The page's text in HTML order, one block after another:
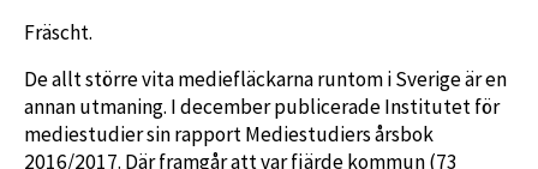
Fräscht.
De allt större vita mediefläckarna runtom i Sverige är en
annan utmaning. I december publicerade Institutet för
mediestudier sin rapport Mediestudiers årsbok
2016/2017. Där framgår att var fjärde kommun (73